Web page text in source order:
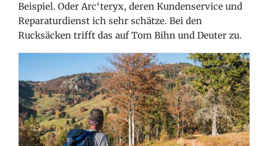
Beispiel. Oder Arc‘teryx, deren Kundenservice und
Reparaturdienst ich sehr schätze. Bei den
Rucksäcken trifft das auf Tom Bihn und Deuter zu.